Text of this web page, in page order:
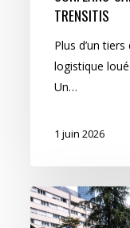
TRENSITIS
Plus d’un
logistique
Un…
1 juin 2026